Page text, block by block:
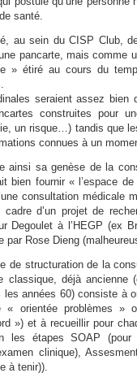
santé.
au sein du CISP Club,
pancarte, mais comme
» étiré au cours du
seraient assez
construites pour
un risque…) tandis que
connues à un
ainsi sa genèse de la
bien fournir « l’espace
consultation médicale
d’un projet de
Degoulet à l’HEGP (ex
par Rose Dieng
de structuration de la
classique, déjà ancienne
les années 60) consiste à
« orientée problèmes »
») et à recueillir pour
les étapes SOAP
clinique),
à tenir)).